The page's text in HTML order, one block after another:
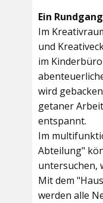
Ein
Im
und
im
wird
getaner
entspannt.
Im
Abteilung"
untersuchen,
Mit dem
werden alle